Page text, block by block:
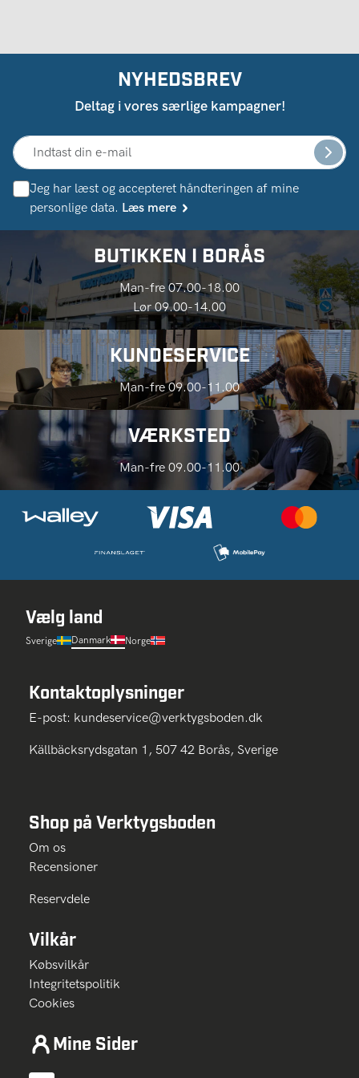
NYHEDSBREV
Deltag i vores særlige kampagner!
Jeg har læst og accepteret håndteringen af ​​mine
personlige data. Læs mere
BUTIKKEN I BORÅS
Man-fre 07.00-18.00
Lør 09.00-14.00
KUNDESERVICE
Man-fre 09.00-11.00
VÆRKSTED
Man-fre 09.00-11.00
Vælg land
Sverige Danmark Norge
Kontaktoplysninger
E-post: kundeservice@verktygsboden.dk
Källbäcksrydsgatan 1, 507 42 Borås, Sverige
Shop på Verktygsboden
Om os
Recensioner
Reservdele
Vilkår
Købsvilkår
Integritetspolitik
Cookies
Mine Sider